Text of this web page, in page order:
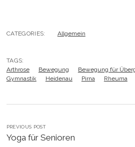
CATEGORIES: Allgemein
TAGS:
Arthrose
Bewegung Bewegung für
Gymnastik
Heidenau Pirna Rheuma
PREVIOUS POST
Yoga für Senioren